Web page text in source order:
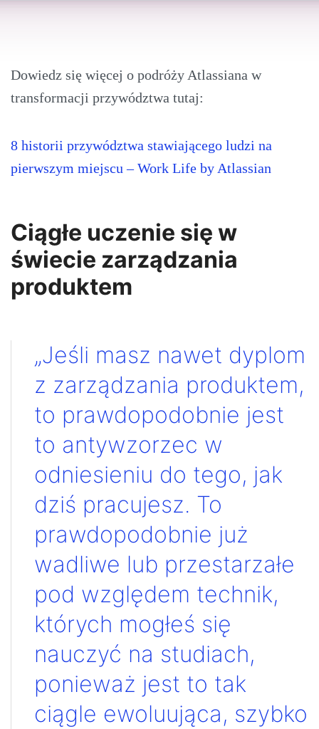
Dowiedz się więcej o podróży Atlassiana w
transformacji przywództwa tutaj:
8 historii przywództwa stawiającego ludzi na
pierwszym miejscu – Work Life by Atlassian
Ciągłe uczenie się w
świecie zarządzania
produktem
„Jeśli masz nawet dyplom
z zarządzania produktem,
to prawdopodobnie jest
to antywzorzec w
odniesieniu do tego, jak
dziś pracujesz. To
prawdopodobnie już
wadliwe lub przestarzałe
pod względem technik,
których mogłeś się
nauczyć na studiach,
ponieważ jest to tak
ciągle ewoluująca, szybko